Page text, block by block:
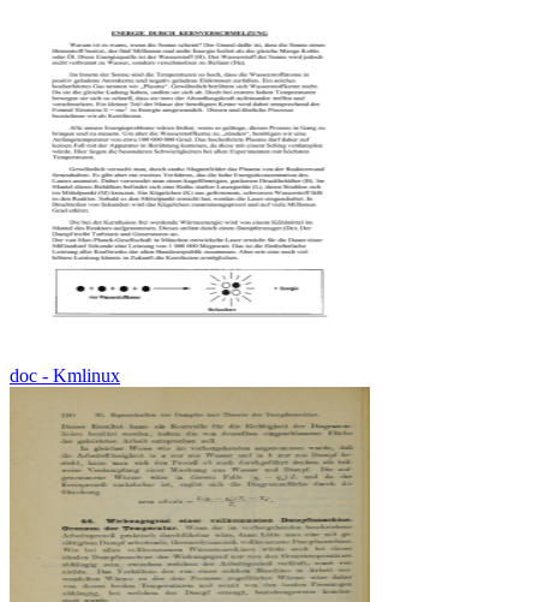
doc - Kmlinux